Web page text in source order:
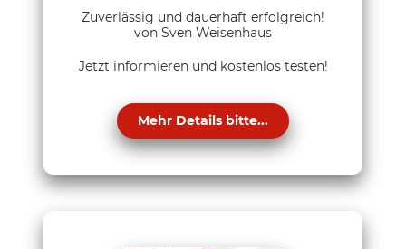
Zuverlässig und dauerhaft erfolgreich!
von Sven Weisenhaus
Jetzt informieren und kostenlos testen!
Mehr Details bitte...